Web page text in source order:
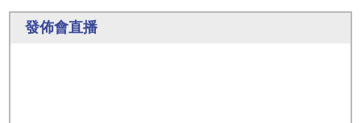
發佈會直播